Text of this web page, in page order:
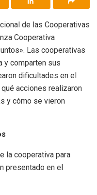
de las Cooperativas
Cooperativa
Las cooperativas
y comparten sus
dificultades en el
acciones realizaron
y cómo se vieron
la cooperativa para
presentado en el